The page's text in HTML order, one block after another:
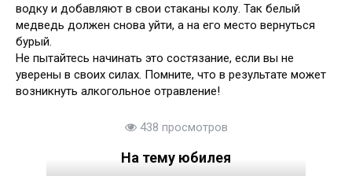
водку и добавляют в свои стаканы колу. Так белый
медведь должен снова уйти, а на его место вернуться
бурый.
Не пытайтесь начинать это состязание, если вы не
уверены в своих силах. Помните, что в результате может
возникнуть алкогольное отравление!
438 просмотров
На тему юбилея